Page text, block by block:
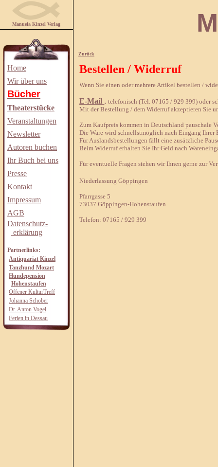
Manuela Kinzel Verlag
Home
Wir über uns
Bücher
Theaterstücke
Veranstaltungen
Newsletter
Autoren buchen
Ihr Buch bei uns
Presse
Kontakt
Impressum
AGB
Datenschutz-
erklärung
Partnerlinks:
Antiquariat Kinzel
Tanzhund Mozart
Hundepension
Hohenstaufen
Offener KulturTreff
Johanna Schober
Dr. Anton Vogel
Ferien in Dessau
Zurück
Bestellen / Widerruf
Wenn Sie einen oder mehrere Artikel bestellen /
E-Mail , telefonisch (Tel. 07165 / 929 399) oder
Mit der Bestellung / dem Widerruf akzeptieren Sie
Zum Kaufpreis kommen in Deutschland pauschale
Die Ware wird schnellstmöglich nach Eingang Ihrer
Für Auslandsbestellungen fällt eine zusätzliche
Beim Widerruf erhalten Sie Ihr Geld nach
Für eventuelle Fragen stehen wir Ihnen gerne zur
Niederlassung Göppingen
Pfarrgasse 5
73037 Göppingen-Hohenstaufen
Telefon: 07165 / 929 399